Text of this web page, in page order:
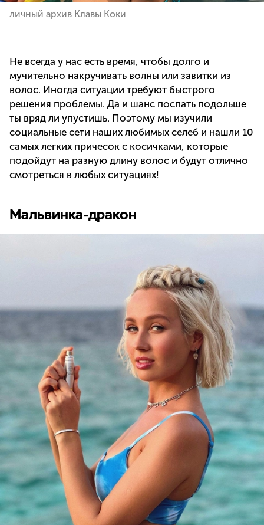
личный архив Клавы Коки
Не всегда у нас есть время, чтобы долго и
мучительно накручивать волны или завитки из
волос. Иногда ситуации требуют быстрого
решения проблемы. Да и шанс поспать подольше
ты вряд ли упустишь. Поэтому мы изучили
социальные сети наших любимых селеб и нашли 10
самых легких причесок с косичками, которые
подойдут на разную длину волос и будут отлично
смотреться в любых ситуациях!
Мальвинка-дракон